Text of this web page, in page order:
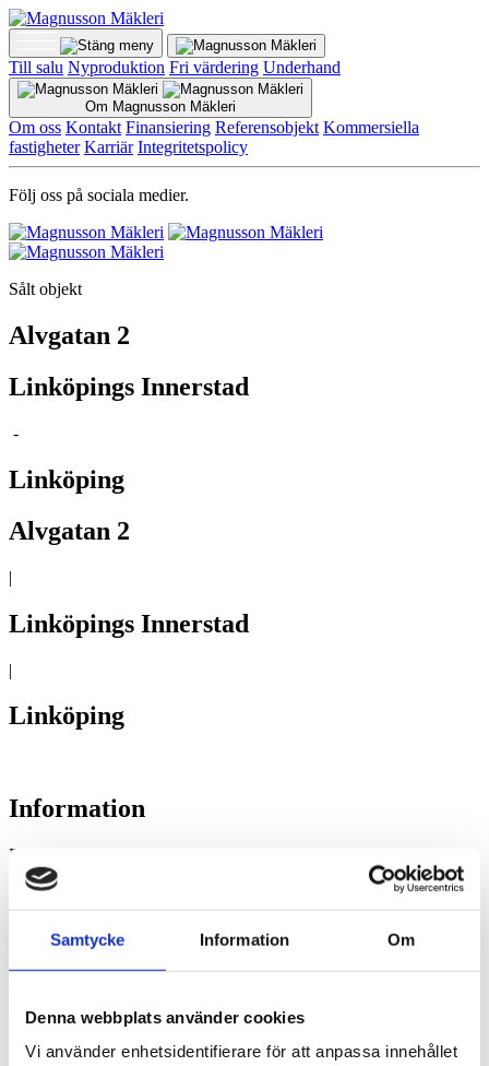
Samtycke Information Om
Denna webbplats använder cookies
Vi använder enhetsidentifierare för att anpassa innehållet
Till salu Nyproduktion Fri värdering Underhand
Om Magnusson Mäkleri
Om oss Kontakt Finansiering Referensobjekt Kommersiella
fastigheter Karriär Integritetspolicy
Följ oss på sociala medier.
Sålt objekt
Alvgatan 2
Linköpings Innerstad
-
Linköping
Alvgatan 2
|
Linköpings Innerstad
|
Linköping
Information
Pris
5 200 000 KR
Boarea
148.3 m²